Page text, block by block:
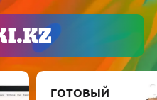
ГОТОВЫЙ